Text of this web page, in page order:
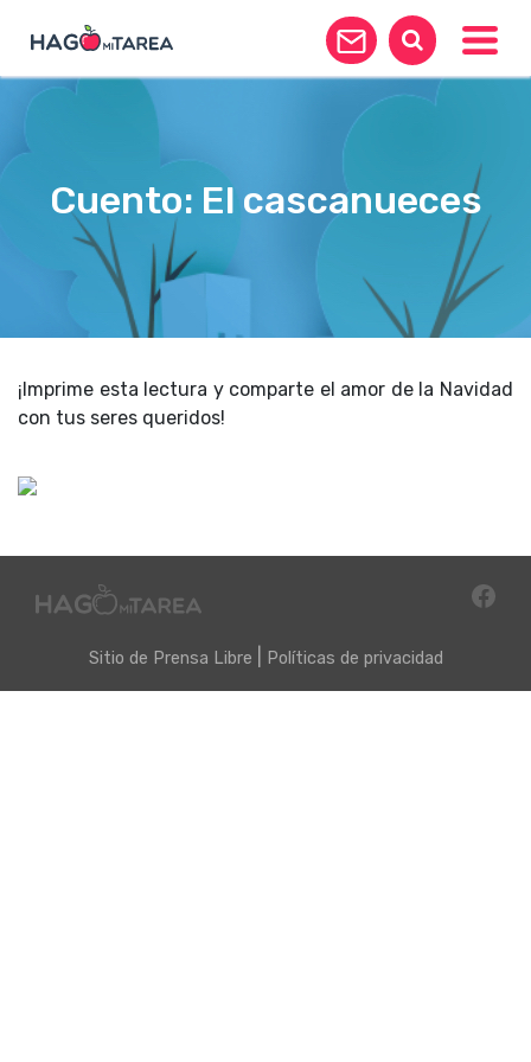
Cuento: El cascanueces
¡Imprime esta lectura y comparte el amor de la Navidad
con tus seres queridos!
Sitio de Prensa Libre Políticas de privacidad